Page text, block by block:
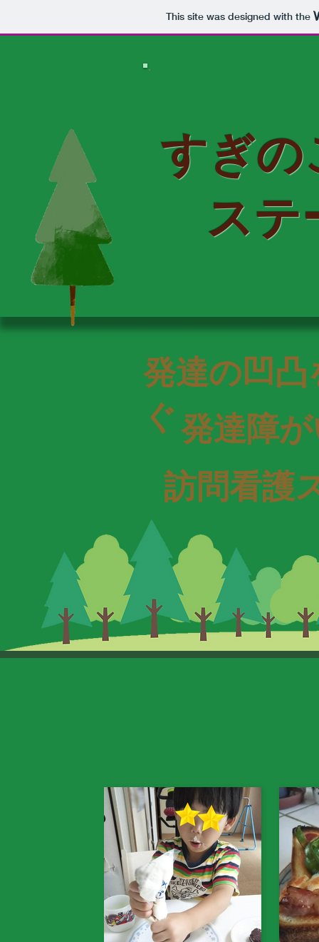
This site was designed with the
すぎの
ステ
発達の凹
ぐ発達障
訪問看護